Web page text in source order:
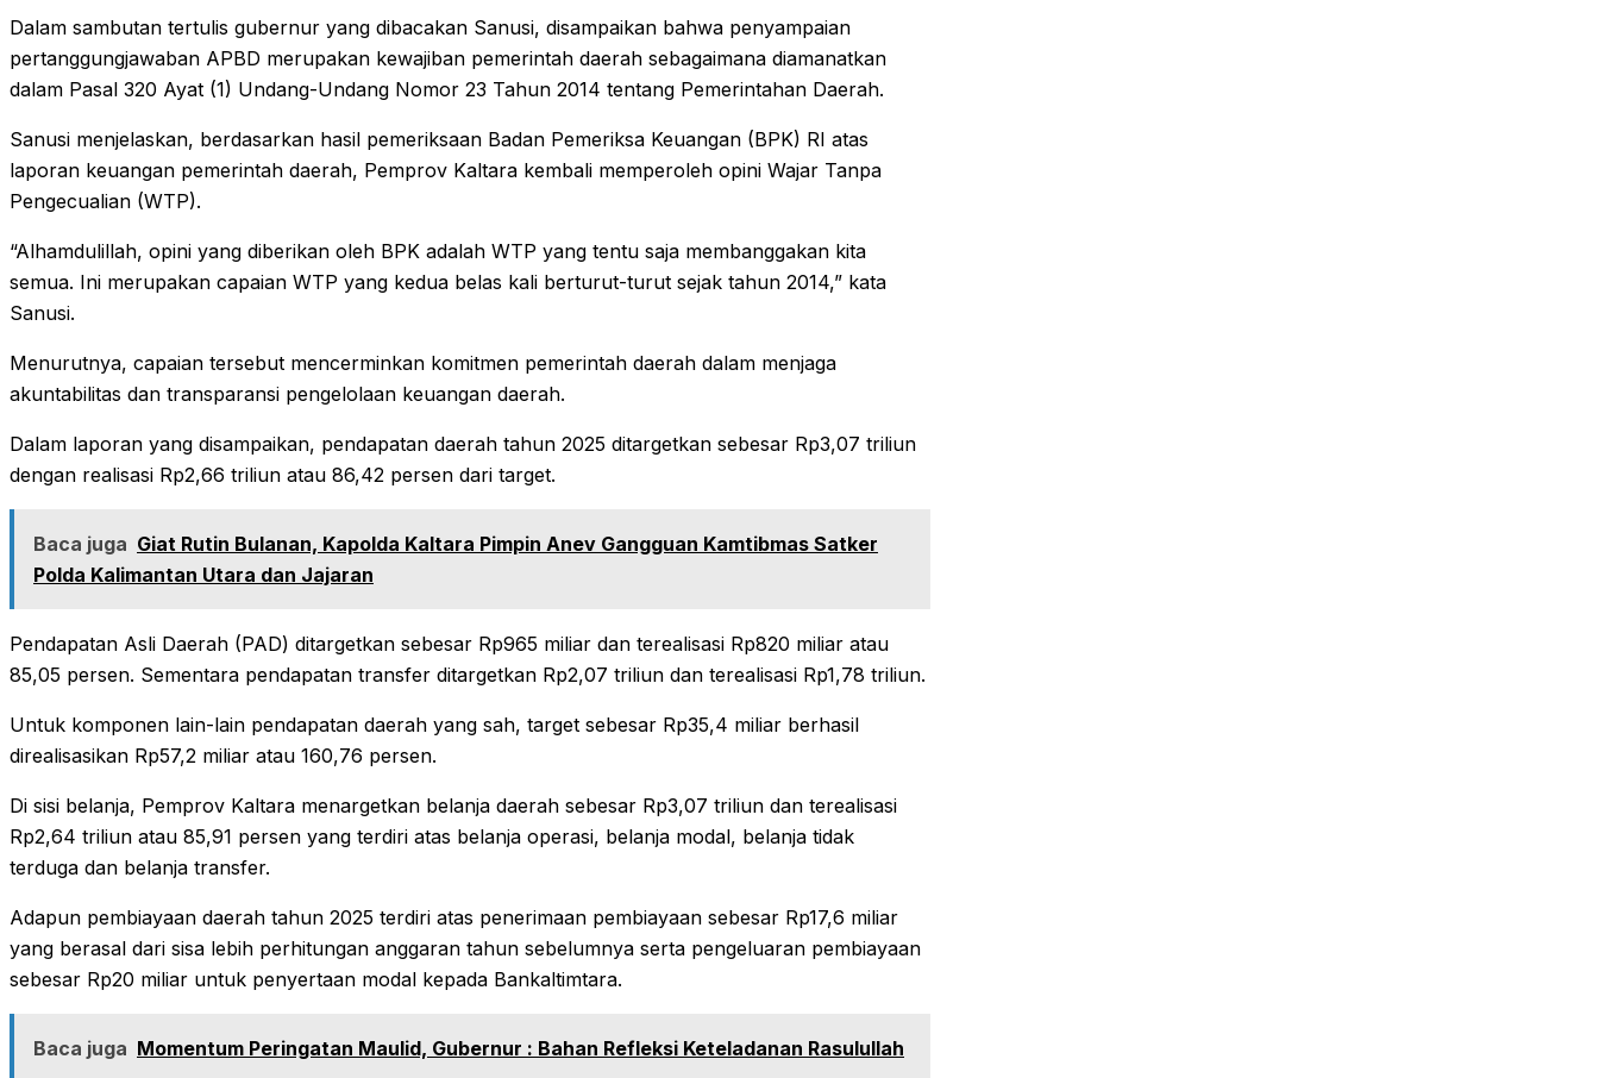
Dalam sambutan tertulis gubernur yang dibacakan Sanusi, disampaikan bahwa penyampaian
pertanggungjawaban APBD merupakan kewajiban pemerintah daerah sebagaimana diamanatkan
dalam Pasal 320 Ayat (1) Undang-Undang Nomor 23 Tahun 2014 tentang Pemerintahan Daerah.
Sanusi menjelaskan, berdasarkan hasil pemeriksaan Badan Pemeriksa Keuangan (BPK) RI atas
laporan keuangan pemerintah daerah, Pemprov Kaltara kembali memperoleh opini Wajar Tanpa
Pengecualian (WTP).
“Alhamdulillah, opini yang diberikan oleh BPK adalah WTP yang tentu saja membanggakan kita
semua. Ini merupakan capaian WTP yang kedua belas kali berturut-turut sejak tahun 2014,” kata
Sanusi.
Menurutnya, capaian tersebut mencerminkan komitmen pemerintah daerah dalam menjaga
akuntabilitas dan transparansi pengelolaan keuangan daerah.
Dalam laporan yang disampaikan, pendapatan daerah tahun 2025 ditargetkan sebesar Rp3,07 triliun
dengan realisasi Rp2,66 triliun atau 86,42 persen dari target.
Baca juga Giat Rutin Bulanan, Kapolda Kaltara Pimpin Anev Gangguan Kamtibmas Satker
Polda Kalimantan Utara dan Jajaran
Pendapatan Asli Daerah (PAD) ditargetkan sebesar Rp965 miliar dan terealisasi Rp820 miliar atau
85,05 persen. Sementara pendapatan transfer ditargetkan Rp2,07 triliun dan terealisasi Rp1,78 triliun.
Untuk komponen lain-lain pendapatan daerah yang sah, target sebesar Rp35,4 miliar berhasil
direalisasikan Rp57,2 miliar atau 160,76 persen.
Di sisi belanja, Pemprov Kaltara menargetkan belanja daerah sebesar Rp3,07 triliun dan terealisasi
Rp2,64 triliun atau 85,91 persen yang terdiri atas belanja operasi, belanja modal, belanja tidak
terduga dan belanja transfer.
Adapun pembiayaan daerah tahun 2025 terdiri atas penerimaan pembiayaan sebesar Rp17,6 miliar
yang berasal dari sisa lebih perhitungan anggaran tahun sebelumnya serta pengeluaran pembiayaan
sebesar Rp20 miliar untuk penyertaan modal kepada Bankaltimtara.
Baca juga Momentum Peringatan Maulid, Gubernur : Bahan Refleksi Keteladanan Rasulullah